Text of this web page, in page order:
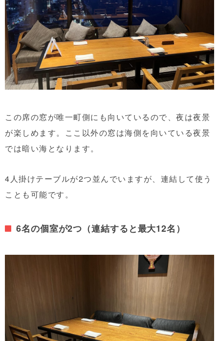
この席の窓が唯一町側にも向いているので、夜は夜景
が楽しめます。ここ以外の窓は海側を向いている夜景
では暗い海となります。
4人掛けテーブルが2つ並んでいますが、連結して使う
ことも可能です。
6名の個室が2つ（連結すると最大12名）